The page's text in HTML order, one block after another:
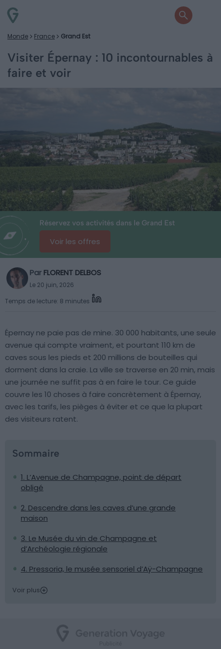
Monde France Grand Est
Visiter Épernay : 10 incontournables à
faire et voir
Réservez vos activités dans le Grand Est
Voir les offres
Par FLORENT DELBOS
Le 20 juin, 2026
Temps de lecture: 8 minutes
Épernay ne paie pas de mine. 30 000 habitants, une seule
avenue qui compte vraiment, et pourtant 110 km de
caves sous les pieds et 200 millions de bouteilles qui
dorment dans la craie. La ville se traverse en 20 min, mais
une journée ne suffit pas à en faire le tour. Ce guide
couvre les 10 choses à faire concrètement à Épernay,
avec les tarifs, les pièges à éviter et ce que la plupart
des visiteurs ratent.
Sommaire
1. L’Avenue de Champagne, point de départ
obligé
2. Descendre dans les caves d’une grande
maison
3. Le Musée du vin de Champagne et
d’Archéologie régionale
4. Pressoria, le musée sensoriel d’Aÿ-Champagne
Voir plus